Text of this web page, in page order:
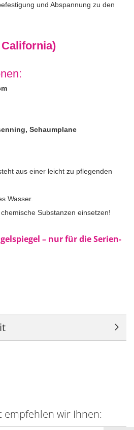
und Abspannung zu den
Schaumplane
aus einer leicht zu pflegenden
Wasser.
Substanzen einsetzen!
– nur für die Serien-
wir Ihnen: